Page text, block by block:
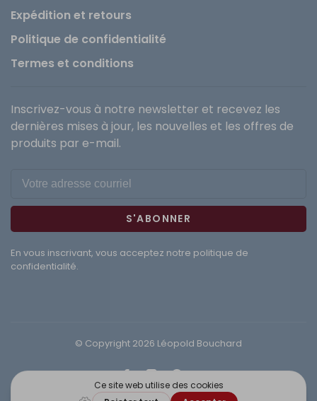
Expédition et retours
Politique de confidentialité
Termes et conditions
Inscrivez-vous à notre newsletter et recevez les
dernières mises à jour, les nouvelles et les offres de
produits par e-mail.
S'ABONNER
En vous inscrivant, vous acceptez notre politique de
confidentialité.
© Copyright 2026 Léopold Bouchard